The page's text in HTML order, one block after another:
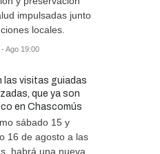
impulsadas junto
locales.
- Ago 19:00
las visitas guiadas
que ya son
en Chascomús
sábado 15 y
16 de agosto a las
habrá una nueva